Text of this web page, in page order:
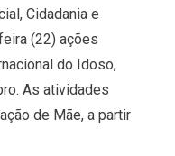
Cidadania e
(22) ações
do Idoso,
As atividades
de Mãe, a partir